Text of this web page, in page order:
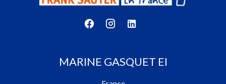
MARINE GASQUET EI